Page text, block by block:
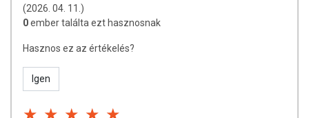
(2026. 04. 11.)
0ember találta ezt hasznosnak
Hasznos ez az értékelés?
Igen